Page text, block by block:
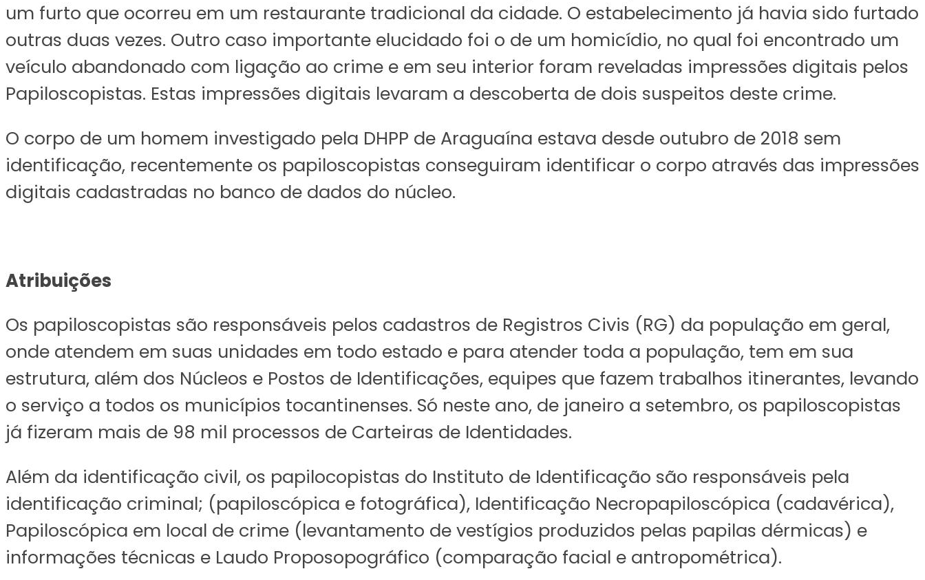
um furto que ocorreu em um restaurante tradicional da cidade. O estabelecimento já havia sido furtado
outras duas vezes. Outro caso importante elucidado foi o de um homicídio, no qual foi encontrado um
veículo abandonado com ligação ao crime e em seu interior foram reveladas impressões digitais pelos
Papiloscopistas. Estas impressões digitais levaram a descoberta de dois suspeitos deste crime.
O corpo de um homem investigado pela DHPP de Araguaína estava desde outubro de 2018 sem
identificação, recentemente os papiloscopistas conseguiram identificar o corpo através das impressões
digitais cadastradas no banco de dados do núcleo.
Atribuições
Os papiloscopistas são responsáveis pelos cadastros de Registros Civis (RG) da população em geral,
onde atendem em suas unidades em todo estado e para atender toda a população, tem em sua
estrutura, além dos Núcleos e Postos de Identificações, equipes que fazem trabalhos itinerantes, levando
o serviço a todos os municípios tocantinenses. Só neste ano, de janeiro a setembro, os papiloscopistas
já fizeram mais de 98 mil processos de Carteiras de Identidades.
Além da identificação civil, os papilocopistas do Instituto de Identificação são responsáveis pela
identificação criminal; (papiloscópica e fotográfica), Identificação Necropapiloscópica (cadavérica),
Papiloscópica em local de crime (levantamento de vestígios produzidos pelas papilas dérmicas) e
informações técnicas e Laudo Proposopográfico (comparação facial e antropométrica).